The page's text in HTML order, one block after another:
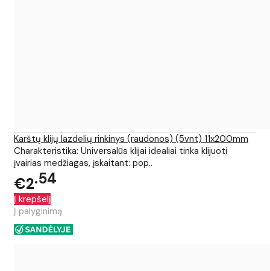
Karštų klijų lazdelių rinkinys (raudonos) (5vnt) 11x200mm
Charakteristika: Universalūs klijai idealiai tinka klijuoti
įvairias medžiagas, įskaitant: pop..
€2 54
Į krepšelį
Į palyginimą